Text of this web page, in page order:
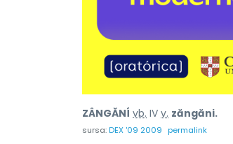
ZÂNGĂNÍ vb. IV v. zăngăni.
sursa:DEX '09 2009 permalink